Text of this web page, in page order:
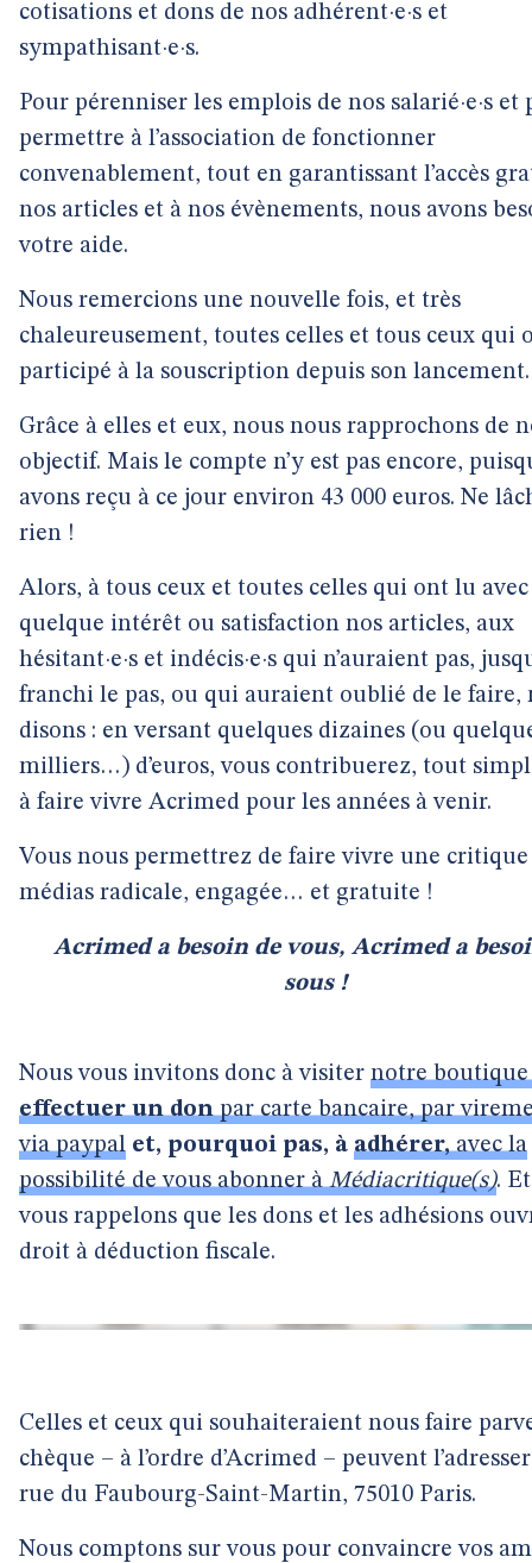
cotisations et dons de nos adhérent·e·s et
sympathisant·e·s.
Pour pérenniser les emplois de nos salarié·e·s et
permettre à l’association de fonctionner
convenablement, tout en garantissant l’accès
nos articles et à nos évènements, nous avons
votre aide.
Nous remercions une nouvelle fois, et très
chaleureusement, toutes celles et tous ceux qui
participé à la souscription depuis son lancement.
Grâce à elles et eux, nous nous rapprochons de
objectif. Mais le compte n’y est pas encore,
avons reçu à ce jour environ 43 000 euros. Ne
rien !
Alors, à tous ceux et toutes celles qui ont lu avec
quelque intérêt ou satisfaction nos articles, aux
hésitant·e·s et indécis·e·s qui n’auraient pas,
franchi le pas, ou qui auraient oublié de le faire,
disons : en versant quelques dizaines (ou
milliers…) d’euros, vous contribuerez, tout
à faire vivre Acrimed pour les années à venir.
Vous nous permettrez de faire vivre une critique
médias radicale, engagée… et gratuite !
Acrimed a besoin de vous, Acrimed a
sous !
Nous vous invitons donc à visiter notre
effectuer un donpar carte bancaire, par
via paypal et, pourquoi pas, à adhérer,avec la
possibilité de vous abonner àMédiacritique(s).
vous rappelons que les dons et les adhésions
droit à déduction fiscale.
Celles et ceux qui souhaiteraient nous faire
chèque – à l’ordre d’Acrimed – peuvent
rue du Faubourg-Saint-Martin, 75010 Paris.
Nous comptons sur vous pour convaincre vos